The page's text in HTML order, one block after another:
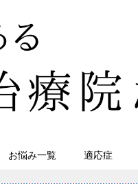
お悩み一覧 適応症